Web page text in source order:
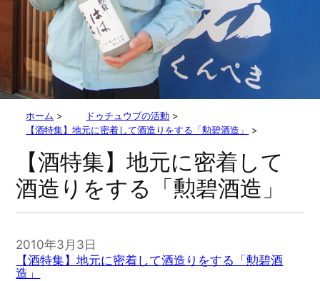
ホーム > ドゥチュウブの活動 >
【酒特集】地元に密着して酒造りをする「勲碧酒造」
>
【酒特集】地元に密着して
酒造りをする「勲碧酒造」
2010年3月3日
【酒特集】地元に密着して酒造りをする「勲碧酒
造」